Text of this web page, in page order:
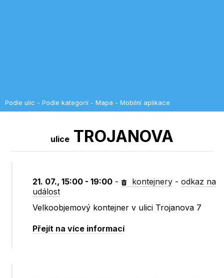
Podle ulic - Podle kategorií - Mapa - Mobilní aplikace
ulice TROJANOVA
21. 07., 15:00 - 19:00 - kontejnery -odkaz na
událost
Velkoobjemový kontejner v ulici Trojanova 7
Přejít na více informací